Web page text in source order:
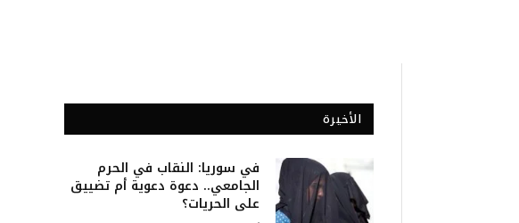
الأخيرة
في سوريا: النقاب في الحرم
الجامعي.. دعوة دعوية أم تضييق
على الحريات؟